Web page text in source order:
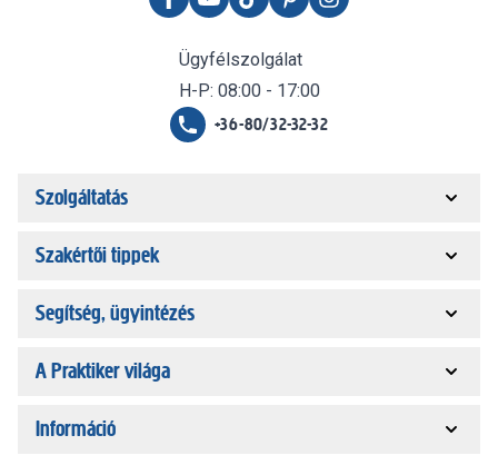
Ügyfélszolgálat
H-P: 08:00 - 17:00
+36-80/32-32-32
Szolgáltatás
Szakértői tippek
Segítség, ügyintézés
A Praktiker világa
Információ